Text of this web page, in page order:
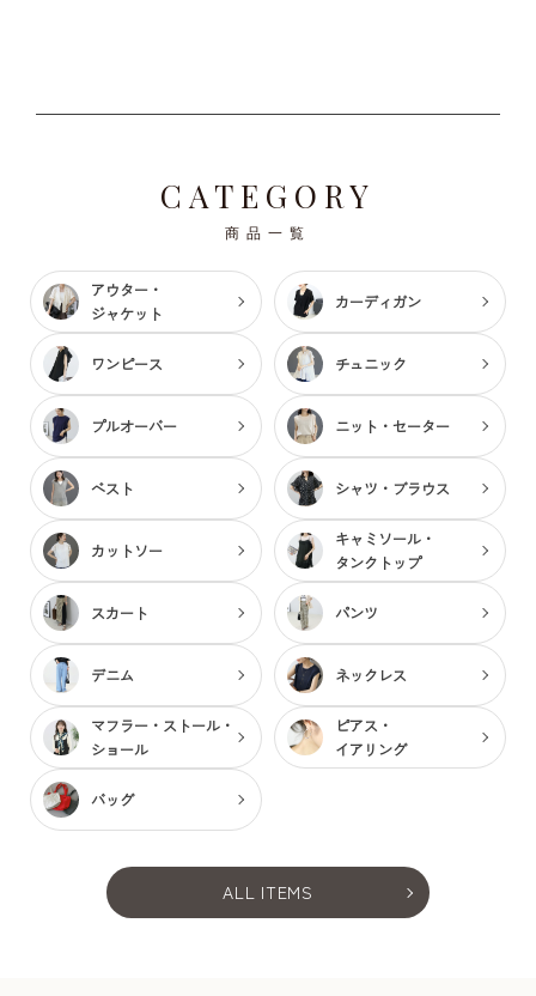
CATEGORY
商品一覧
アウター・
ジャケット
カーディガン
ワンピース チュニック
プルオーバー ニット・セーター
ベスト シャツ・ブラウス
カットソー
キャミソール・
タンクトップ
スカート パンツ
デニム ネックレス
マフラー・ストール・
ショール
ピアス・
イアリング
バッグ
ALL ITEMS